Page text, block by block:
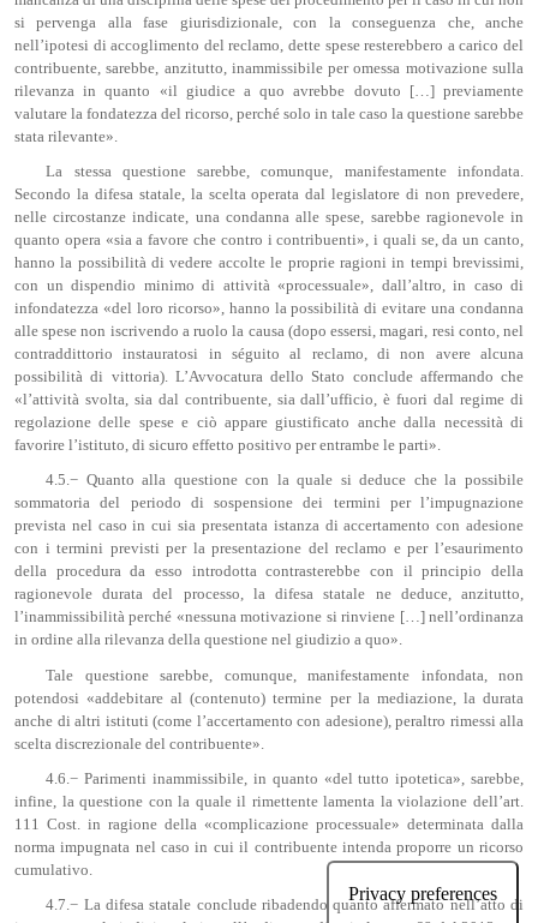
si pervenga alla fase giurisdizionale, con la conseguenza che, anche
nell’ipotesi di accoglimento del reclamo, dette spese resterebbero a carico del
contribuente, sarebbe, anzitutto, inammissibile per omessa motivazione sulla
rilevanza in quanto «il giudice a quo avrebbe dovuto […] previamente
valutare la fondatezza del ricorso, perché solo in tale caso la questione sarebbe
stata rilevante».
La stessa questione sarebbe, comunque, manifestamente infondata.
Secondo la difesa statale, la scelta operata dal legislatore di non prevedere,
nelle circostanze indicate, una condanna alle spese, sarebbe ragionevole in
quanto opera «sia a favore che contro i contribuenti», i quali se, da un canto,
hanno la possibilità di vedere accolte le proprie ragioni in tempi brevissimi,
con un dispendio minimo di attività «processuale», dall’altro, in caso di
infondatezza «del loro ricorso», hanno la possibilità di evitare una condanna
alle spese non iscrivendo a ruolo la causa (dopo essersi, magari, resi conto, nel
contraddittorio instauratosi in séguito al reclamo, di non avere alcuna
possibilità di vittoria). L’Avvocatura dello Stato conclude affermando che
«l’attività svolta, sia dal contribuente, sia dall’ufficio, è fuori dal regime di
regolazione delle spese e ciò appare giustificato anche dalla necessità di
favorire l’istituto, di sicuro effetto positivo per entrambe le parti».
4.5.− Quanto alla questione con la quale si deduce che la possibile
sommatoria del periodo di sospensione dei termini per l’impugnazione
prevista nel caso in cui sia presentata istanza di accertamento con adesione
con i termini previsti per la presentazione del reclamo e per l’esaurimento
della procedura da esso introdotta contrasterebbe con il principio della
ragionevole durata del processo, la difesa statale ne deduce, anzitutto,
l’inammissibilità perché «nessuna motivazione si rinviene […] nell’ordinanza
in ordine alla rilevanza della questione nel giudizio a quo».
Tale questione sarebbe, comunque, manifestamente infondata, non
potendosi «addebitare al (contenuto) termine per la mediazione, la durata
anche di altri istituti (come l’accertamento con adesione), peraltro rimessi alla
scelta discrezionale del contribuente».
4.6.− Parimenti inammissibile, in quanto «del tutto ipotetica», sarebbe,
infine, la questione con la quale il rimettente lamenta la violazione dell’art.
111 Cost. in ragione della «complicazione processuale» determinata dalla
norma impugnata nel caso in cui il contribuente intenda proporre un ricorso
cumulativo.
4.7.− La difesa statale conclude ribadendo quanto affermato nell’atto di